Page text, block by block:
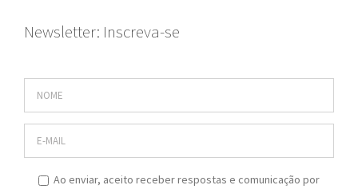
Newsletter: Inscreva-se
Ao enviar, aceito receber respostas e comunicação por